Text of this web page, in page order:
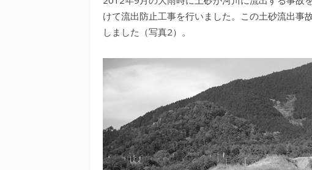
けて流出防止工事を行いました。この土砂流出
しました（写真2）。